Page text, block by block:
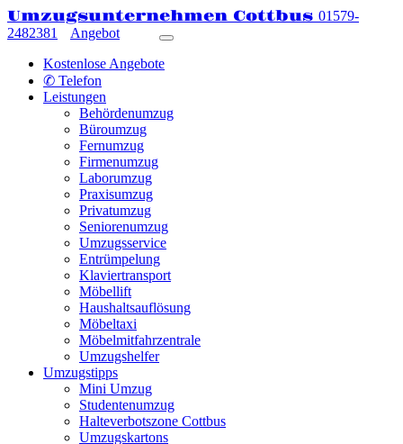
Umzugsunternehmen Cottbus 01579-
2482381
Angebot
Kostenlose Angebote
✆ Telefon
Leistungen
Behördenumzug
Büroumzug
Fernumzug
Firmenumzug
Laborumzug
Praxisumzug
Privatumzug
Seniorenumzug
Umzugsservice
Entrümpelung
Klaviertransport
Möbellift
Haushaltsauflösung
Möbeltaxi
Möbelmitfahrzentrale
Umzugshelfer
Umzugstipps
Mini Umzug
Studentenumzug
Halteverbotszone Cottbus
Umzugskartons